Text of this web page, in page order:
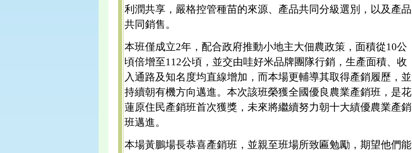
利潤共享，嚴格控管種苗的來源、產品共同分級選別，以及產品
共同銷售。
本班僅成立2年，配合政府推動小地主大佃農政策，面積從10公
頃倍增至112公頃，並交由哇好米品牌團隊行銷，生產面積、收
入通路及知名度均直線增加，而本場更輔導其取得產銷履歷，並
持續朝有機方向邁進。本次該班榮獲全國優良農業產銷班，是花
蓮原住民產銷班首次獲獎，未來將繼續努力朝十大績優農業產銷
班邁進。
本場黃鵬場長恭喜產銷班，並親至班場所致匾勉勵，期望他們能